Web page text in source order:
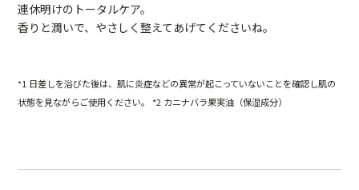
連休明けのトータルケア。
香りと潤いで、やさしく整えてあげてくださいね。
*1 日差しを浴びた後は、肌に炎症などの異常が起こっていないことを確認し肌の
状態を見ながらご使用ください。 *2 カニナバラ果実油（保湿成分）